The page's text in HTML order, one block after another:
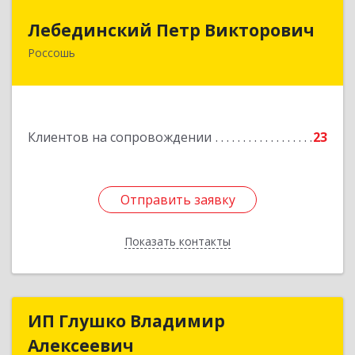
Лебединский Петр Викторович
Россошь
Клиентов на сопровождении 23
Отправить заявку
Показать контакты
Лебединский Петр Викторович
396650, Воронежская обл., г. Россошь, пер.
Отправить заявку
Назад
ИП Глушко Владимир
Алексеевич
ИП Глушко Владимир